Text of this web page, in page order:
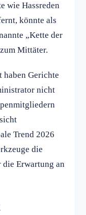
wie Hassreden
könnte als
„Kette der
Mittäter.
haben Gerichte
nicht
Trend 2026
die
Erwartung an